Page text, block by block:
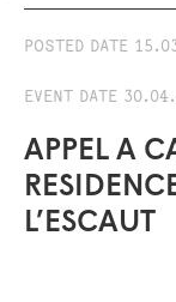
PHILOSOPHY
INFORMATION
POSTED DATE
EVENT DATE
APPEL A
L’ESCAUT